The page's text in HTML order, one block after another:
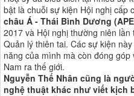
bật là chuỗi sự kiện Hội nghị cấp
châu Á - Thái Bình Dương
2017 và Hội nghị thường niên
Quản lý thiên tai. Các sự kiện
năng của mình mà còn đóng
Nam ra thế giới​​.
Nguyễn Thế Nhân cũng là
nghệ thuật khác như viết kịch